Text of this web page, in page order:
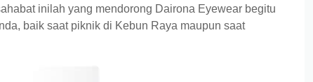
inilah yang mendorong Dairona Eyewear begitu
baik saat piknik di Kebun Raya maupun saat